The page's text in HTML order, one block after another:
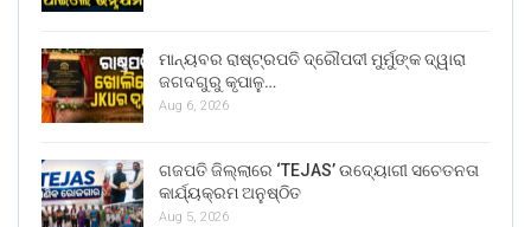
ମାନ୍ୟବର ରାଷ୍ଟ୍ରପତି ଦ୍ରୌପଦୀ ମୁର୍ମୁଙ୍କ ଦ୍ୱାରା
ଜଗଦଗୁରୁ କୃପାଳୁ…
Aug 6, 2026
ଗଜପତି ଜିଲ୍ଲାରେ ‘TEJAS’ ଉଦ୍ୟୋଗୀ ସଚେତନତା
କାର୍ଯ୍ୟକ୍ରମ ଅନୁଷ୍ଠିତ
Aug 5, 2026